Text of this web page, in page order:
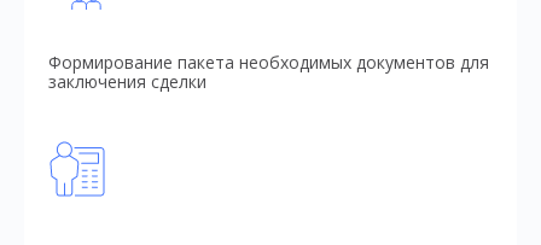
Формирование пакета необходимых документов для
заключения сделки